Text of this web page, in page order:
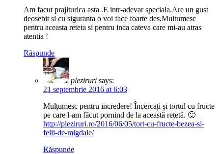
Am facut prajiturica asta .E intr-adevar speciala.Are un gust
deosebit si cu siguranta o voi face foarte des.Multumesc
pentru aceasta reteta si pentru inca cateva care mi-au atras
atentia !
Răspunde
pleziruri says:
21 septembrie 2016 at 6:03
Mulțumesc pentru incredere! Încercați și tortul cu fructe
pe care l-am făcut pornind de la această rețetă. 🙂
http://pleziruri.ro/2016/06/05/tort-cu-fructe-bezea-si-
felii-de-migdale/
Răspunde